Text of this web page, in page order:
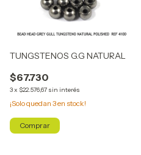
TUNGSTENOS G.G NATURAL
$67.730
3x $22.576,67 sin interés
¡Solo quedan 3en stock!
Comprar